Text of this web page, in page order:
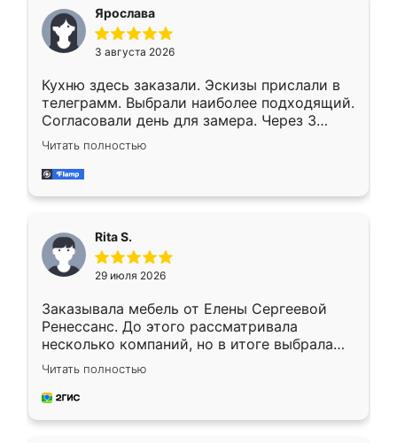
Ярослава
3 августа 2026
Кухню здесь заказали. Эскизы прислали в
телеграмм. Выбрали наиболее подходящий.
Согласовали день для замера. Через 3
недели кухня была уже готова. Остались
довольны работой. Спасибо Ренессанс
мебель за качественную работу!
Читать полностью
Rita S.
29 июля 2026
Заказывала мебель от Елены Сергеевой
Ренессанс. До этого рассматривала
несколько компаний, но в итоге выбрала
эту. Сначала обговорили условия, потом
приехал замерщик, всё спокойно объяснил
и снял размеры. Изготовили в срок, с
Читать полностью